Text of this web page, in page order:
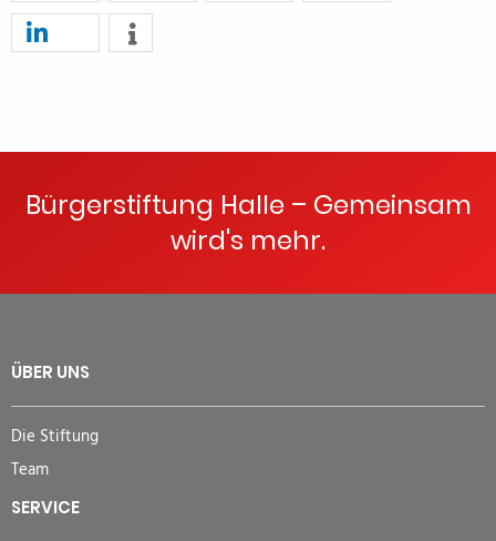
Bürgerstiftung Halle – Gemeinsam
wird's mehr.
ÜBER UNS
Die Stiftung
Team
SERVICE